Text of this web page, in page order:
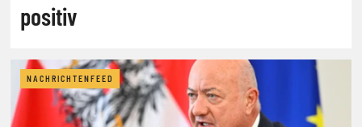
positiv
NACHRICHTENFEED